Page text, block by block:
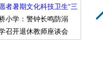
者暑期文化科技卫生“三
小学：警钟长鸣防溺
召开退休教师座谈会